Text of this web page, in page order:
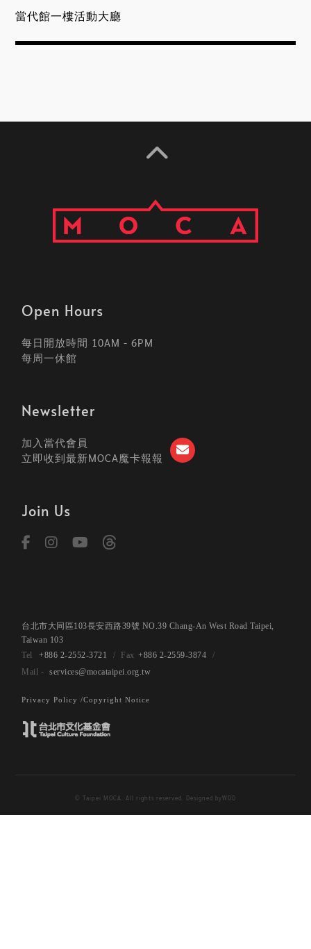
當代館一樓活動大廳
Open Hours
每日開放時間 10AM - 6PM
每周一休館
Newsletter
加入當代會員
立即收到最新MOCA魔卡報報
Join Us
台北市大同區103長安西路39號 NO.39 Chang-An West Road Taipei,
Taiwan 103
+886 2-2552-3721
+886 2-2559-3874
services@mocataipei.org.tw
Privacy Policy /Copyright Notice
© Taipei MOCA. All rights reserved. Designed byWDD